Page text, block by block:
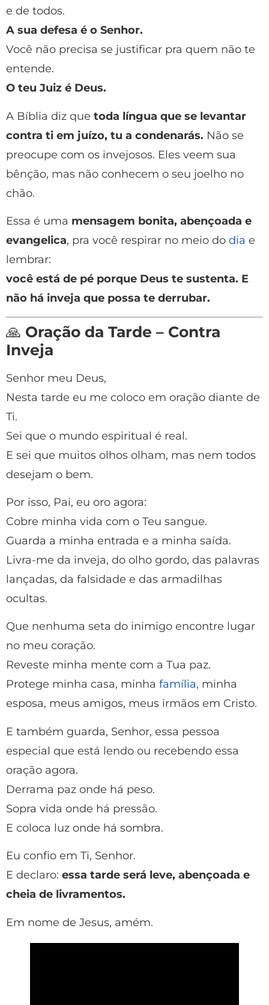
e de todos.
A sua defesa é o Senhor.
Você não precisa se justificar pra quem não te
entende.
O teu Juiz é Deus.
A Bíblia diz que toda língua que se levantar
contra ti em juízo, tu a condenarás. Não se
preocupe com os invejosos. Eles veem sua
bênção, mas não conhecem o seu joelho no
chão.
Essa é uma mensagem bonita, abençoada e
evangelica, pra você respirar no meio do dia e
lembrar:
você está de pé porque Deus te sustenta. E
não há inveja que possa te derrubar.
🙏 Oração da Tarde – Contra
Inveja
Senhor meu Deus,
Nesta tarde eu me coloco em oração diante de
Ti.
Sei que o mundo espiritual é real.
E sei que muitos olhos olham, mas nem todos
desejam o bem.
Por isso, Pai, eu oro agora:
Cobre minha vida com o Teu sangue.
Guarda a minha entrada e a minha saída.
Livra-me da inveja, do olho gordo, das palavras
lançadas, da falsidade e das armadilhas
ocultas.
Que nenhuma seta do inimigo encontre lugar
no meu coração.
Reveste minha mente com a Tua paz.
Protege minha casa, minha família, minha
esposa, meus amigos, meus irmãos em Cristo.
E também guarda, Senhor, essa pessoa
especial que está lendo ou recebendo essa
oração agora.
Derrama paz onde há peso.
Sopra vida onde há pressão.
E coloca luz onde há sombra.
Eu confio em Ti, Senhor.
E declaro: essa tarde será leve, abençoada e
cheia de livramentos.
Em nome de Jesus, amém.